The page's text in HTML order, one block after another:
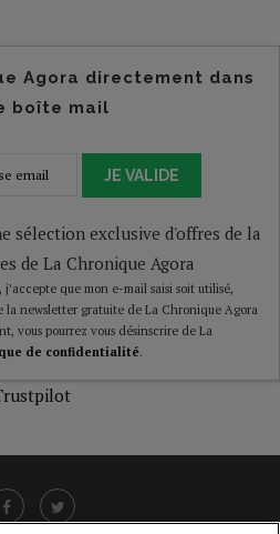
Agora directement dans
boîte mail
JE VALIDE
sélection exclusive d'offres de la
de La Chronique Agora
que mon e-mail saisi soit utilisé,
newsletter gratuite de La Chronique Agora
vous pourrez vous désinscrire de La
de confidentialité.